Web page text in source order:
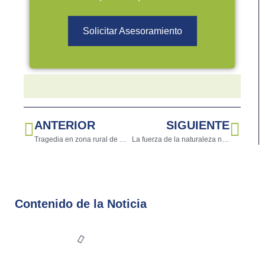
Solicitar Asesoramiento
ANTERIOR
Tragedia en zona rural de Medellín: rayo mata a 17 cabezas de ganado
SIGUIENTE
La fuerza de la naturaleza no tiene límites: ¿Cómo salvaguardar tu inversión?
Contenido de la Noticia